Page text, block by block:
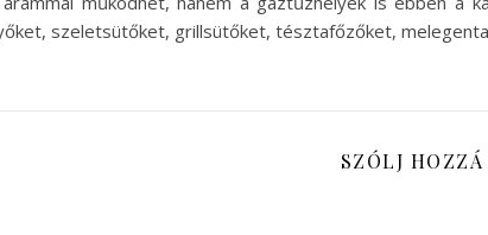
szeletsütőket, grillsütőket, tésztafőzőket,
SZÓLJ HOZZÁ